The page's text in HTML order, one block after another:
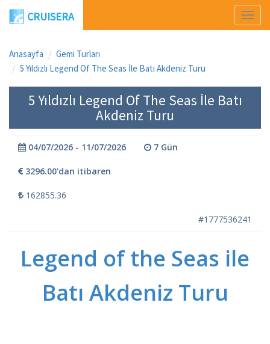
Aç
CRUISERA
Anasayfa
Gemi Turları
5 Yıldızlı Legend Of The Seas İle Batı Akdeniz Turu
5 Yıldızlı Legend Of The Seas İle Batı
Akdeniz Turu
04/07/2026 - 11/07/2026 7 Gün
3296.00'dan itibaren
162855.36
#1777536241
Legend of the Seas ile
Batı Akdeniz Turu